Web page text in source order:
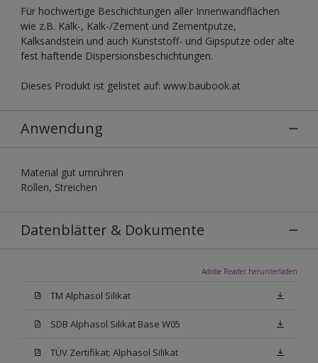
Für hochwertige Beschichtungen aller Innenwandflächen
wie z.B. Kalk-, Kalk-/Zement und Zementputze,
Kalksandstein und auch Kunststoff- und Gipsputze oder alte
fest haftende Dispersionsbeschichtungen.
Dieses Produkt ist gelistet auf: www.baubook.at
Anwendung
Material gut umrühren
Rollen, Streichen
Datenblätter & Dokumente
Adobe Reader herunterladen
TM Alphasol Silikat
SDB Alphasol Silikat Base W05
TÜV Zertifikat: Alphasol Silikat